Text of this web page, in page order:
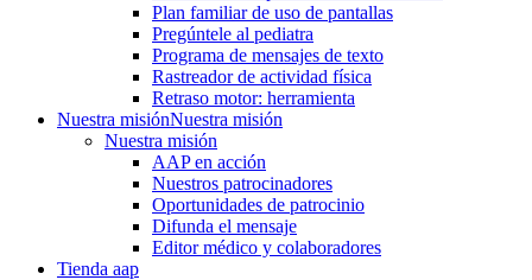
Plan familiar de uso de pantallas
Pregúntele al pediatra
Programa de mensajes de texto
Rastre​​ador de activida​d física
Retraso motor: herramienta
Nuestra misiónNuestra misión
Nuestra misión
AAP en acción
Nuestros patrocinadores
Oportunidades de patrocinio
Difunda el mensaje
Editor médico y colaboradores
Tienda aap